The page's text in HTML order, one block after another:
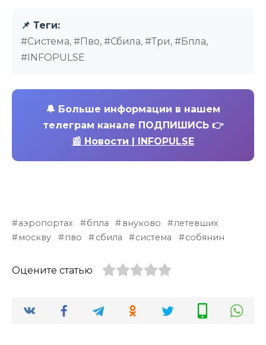
📌 Теги:
#Система, #Пво, #Сбила, #Три, #Бпла,
#INFOPULSE
🔔 Больше информации в нашем
телеграм канале ПОДПИШИСЬ 👉
📰 Новости | INFOPULSE
аэропортах бпла внуково
летевших
москву
пво сбила система собянин
Оцените статью